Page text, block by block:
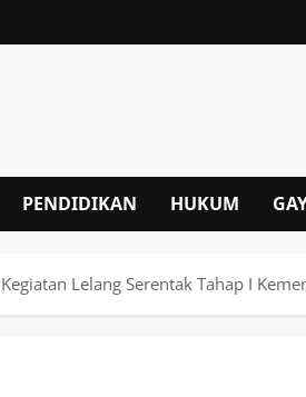
PENDIDIKAN HUKUM
Lelang Serentak Tahap I